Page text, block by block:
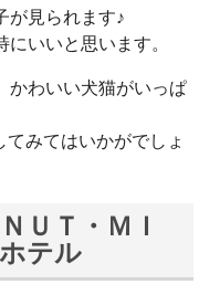
が見られます♪
いいと思います。
かわいい犬猫がいっぱ
みてはいかがでしょ
ＵＴ・ＭＩ
テル